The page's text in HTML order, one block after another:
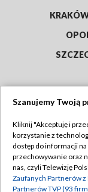
Abonament
Emisja w TVP
Szanujemy Twoją
Kliknij "Akceptuję i
korzystanie z
dostęp do informacji
przechowywanie oraz
nas, czyli Telewizję
Zaufanych Partnerów
Partnerów TVP (93